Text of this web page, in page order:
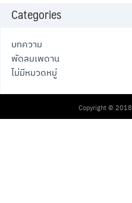
Categories
บทความ
พัดลมเพดาน
ไม่มีหมวดหมู่
Copyright © 2018